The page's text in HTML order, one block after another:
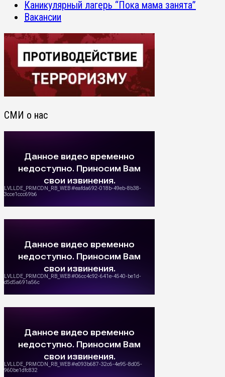
Каникулярный лагерь “Пока мама занята”
Вакансии
СМИ о нас